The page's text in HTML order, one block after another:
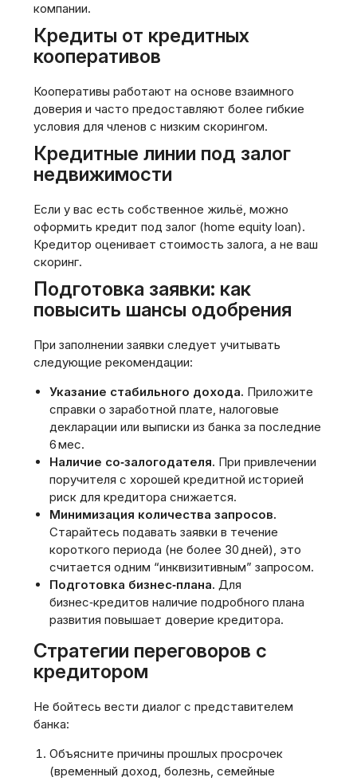
компании.
Кредиты от кредитных
кооперативов
Кооперативы работают на основе взаимного
доверия и часто предоставляют более гибкие
условия для членов с низким скорингом.
Кредитные линии под залог
недвижимости
Если у вас есть собственное жильё‚ можно
оформить кредит под залог (home equity loan).
Кредитор оценивает стоимость залога‚ а не ваш
скоринг.
Подготовка заявки: как
повысить шансы одобрения
При заполнении заявки следует учитывать
следующие рекомендации:
Указание стабильного дохода. Приложите
справки о заработной плате‚ налоговые
декларации или выписки из банка за последние
6 мес.
Наличие со‑залогодателя. При привлечении
поручителя с хорошей кредитной историей
риск для кредитора снижается.
Минимизация количества запросов.
Старайтесь подавать заявки в течение
короткого периода (не более 30 дней), это
считается одним “инквизитивным” запросом.
Подготовка бизнес‑плана. Для
бизнес‑кредитов наличие подробного плана
развития повышает доверие кредитора.
Стратегии переговоров с
кредитором
Не бойтесь вести диалог с представителем
банка:
Объясните причины прошлых просрочек
(временный доход‚ болезнь‚ семейные